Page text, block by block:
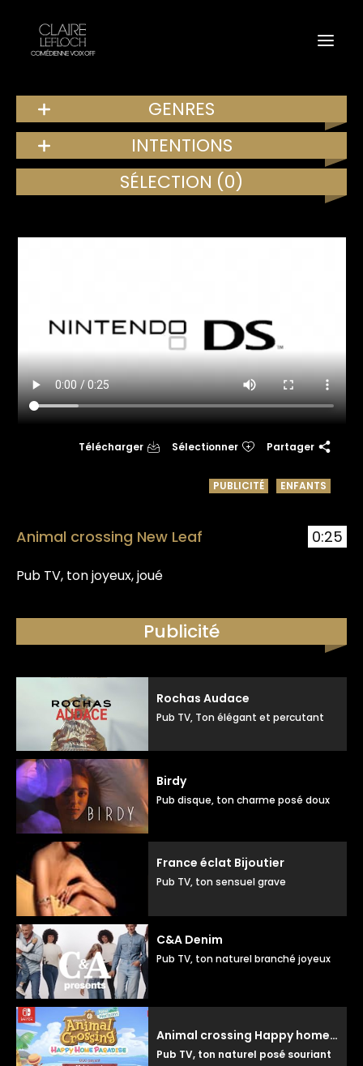
GENRES
INTENTIONS
SÉLECTION (0)
Animal crossing New Leaf 0:25
Pub TV, ton joyeux, joué
Télécharger Sélectionner Partager
PUBLICITÉ ENFANTS
Publicité
Rochas Audace
Pub TV, Ton élégant et percutant
Birdy
Pub disque, ton charme posé doux
France éclat Bijoutier
Pub TV, ton sensuel grave
C&A Denim
Pub TV, ton naturel branché joyeux
Animal crossing Happy home paradise
Pub TV, ton naturel posé souriant